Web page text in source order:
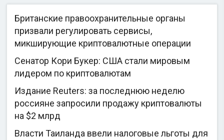
Британские правоохранительные органы
призвали регулировать сервисы,
микширующие криптовалютные операции
Сенатор Кори Букер: США стали мировым
лидером по криптовалютам
Издание Reuters: за последнюю неделю
россияне запросили продажу криптовалюты
на $2 млрд
Власти Таиланда ввели налоговые льготы для